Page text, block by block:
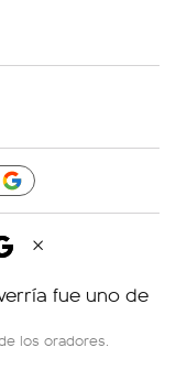
los oradores.